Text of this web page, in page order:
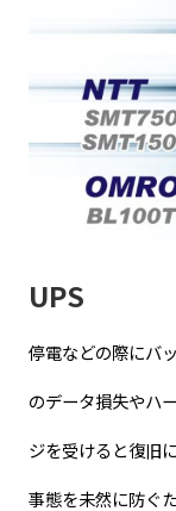
UPS
停電などの際にバ
のデータ損失やハ
ジを受けると復旧
事態を未然に防ぐ